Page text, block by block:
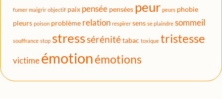
fumer maigrir objectif paix pensée pensées peur peurs phobie
pleurs poison problème relation respirer sens se plaindre sommeil
souffrance stop stresssérénitétabac toxique tristesse
victimeémotionémotions